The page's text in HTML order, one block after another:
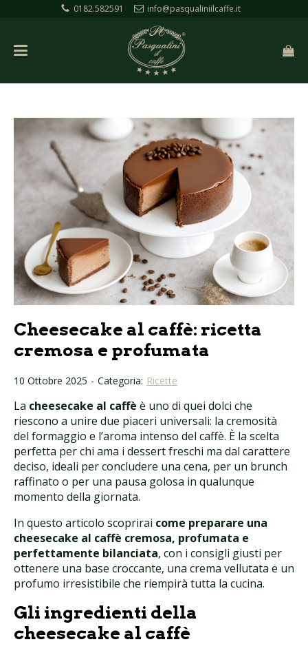
0182.582591 info@pasqualiniilcaffe.it
Cheesecake al caffè: ricetta
cremosa e profumata
10 Ottobre 2025 - Categoria: Ricette
La cheesecake al caffè è uno di quei dolci che
riescono a unire due piaceri universali: la cremosità
del formaggio e l’aroma intenso del caffè. È la scelta
perfetta per chi ama i dessert freschi ma dal carattere
deciso, ideali per concludere una cena, per un brunch
raffinato o per una pausa golosa in qualunque
momento della giornata.
In questo articolo scoprirai come preparare una
cheesecake al caffè cremosa, profumata e
perfettamente bilanciata, con i consigli giusti per
ottenere una base croccante, una crema vellutata e un
profumo irresistibile che riempirà tutta la cucina.
Gli ingredienti della
cheesecake al caffè